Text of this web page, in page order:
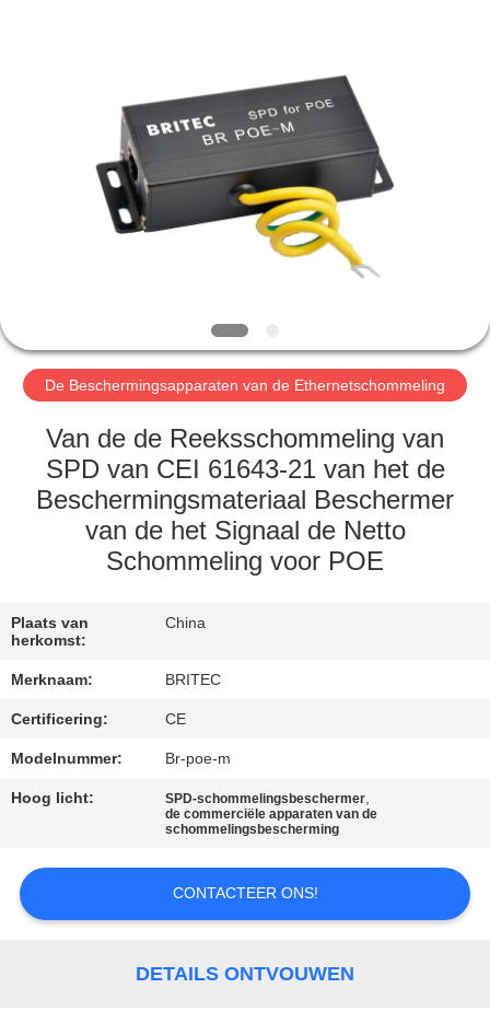
PRODUCTEN
FABRIEKSREIS
KWALITEITSCONTROLE
CONTACTEER
ALLE
GEVALLEN
VR
SHOW
SITEMAP
De Beschermingsapparaten van de Ethernetschommeling
Van de de Reeksschommeling van
SPD van CEI 61643-21 van het de
Beschermingsmateriaal Beschermer
van de het Signaal de Netto
Schommeling voor POE
Plaats van
herkomst:
China
Merknaam: BRITEC
Certificering: CE
Modelnummer: Br-poe-m
Hoog licht: SPD-schommelingsbeschermer,
de commerciële apparaten van de
schommelingsbescherming
CONTACTEER ONS!
DETAILS ONTVOUWEN